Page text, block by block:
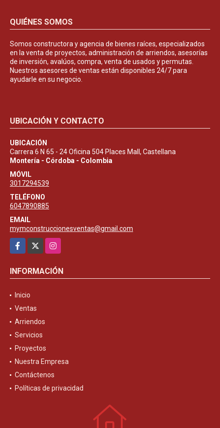
QUIÉNES SOMOS
Somos constructora y agencia de bienes raíces, especializados
en la venta de proyectos, administración de arriendos, asesorías
de inversión, avalúos, compra, venta de usados y permutas.
Nuestros asesores de ventas están disponibles 24/7 para
ayudarle en su negocio.
UBICACIÓN Y CONTACTO
UBICACIÓN
Carrera 6 N 65 - 24 Oficina 504 Places Mall, Castellana
Montería - Córdoba - Colombia
MÓVIL
3017294539
TELÉFONO
6047890885
EMAIL
mymconstruccionesventas@gmail.com
Facebook
Instagram
INFORMACIÓN
Inicio
Ventas
Arriendos
Servicios
Proyectos
Nuestra Empresa
Contáctenos
Políticas de privacidad